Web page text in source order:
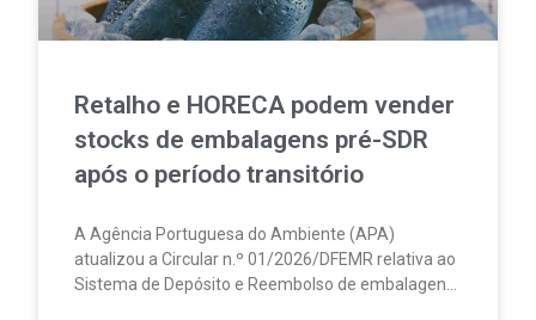
Retalho e HORECA podem vender
stocks de embalagens pré-SDR
após o período transitório
A Agência Portuguesa do Ambiente (APA)
atualizou a Circular n.º 01/2026/DFEMR relativa ao
Sistema de Depósito e Reembolso de embalagens